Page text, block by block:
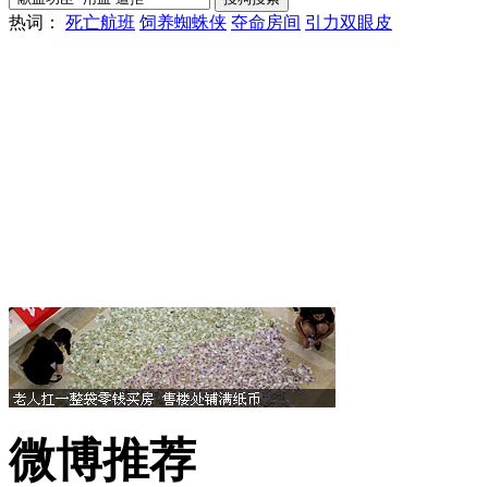
热词： 死亡航班 饲养蜘蛛侠 夺命房间 引力双眼皮
微博推荐